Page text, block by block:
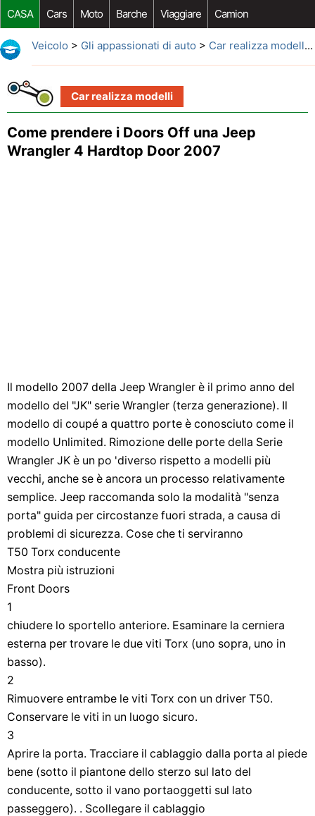
CASA Cars Moto Barche Viaggiare Camion
Riparazione Auto Acquisto Auto Car Opzioni Aftermarket
Veicolo > Gli appassionati di auto > Car realizza modelli
Car realizza modelli
Come prendere i Doors Off una Jeep
Wrangler 4 Hardtop Door 2007
Il modello 2007 della Jeep Wrangler è il primo anno del
modello del "JK" serie Wrangler (terza generazione). Il
modello di coupé a quattro porte è conosciuto come il
modello Unlimited. Rimozione delle porte della Serie
Wrangler JK è un po 'diverso rispetto a modelli più
vecchi, anche se è ancora un processo relativamente
semplice. Jeep raccomanda solo la modalità "senza
porta" guida per circostanze fuori strada, a causa di
problemi di sicurezza. Cose che ti serviranno
T50 Torx conducente
Mostra più istruzioni
Front Doors
1
chiudere lo sportello anteriore. Esaminare la cerniera
esterna per trovare le due viti Torx (uno sopra, uno in
basso).
2
Rimuovere entrambe le viti Torx con un driver T50.
Conservare le viti in un luogo sicuro.
3
Aprire la porta. Tracciare il cablaggio dalla porta al piede
bene (sotto il piantone dello sterzo sul lato del
conducente, sotto il vano portaoggetti sul lato
passeggero). . Scollegare il cablaggio